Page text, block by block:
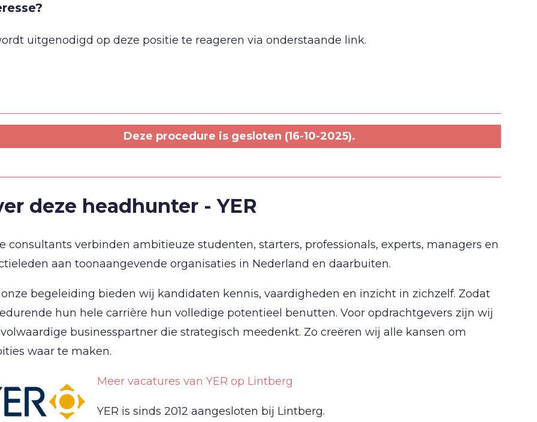
uitgenodigd op deze positie te reageren via onderstaande link.
Deze procedure is gesloten (16-10-2025).
deze headhunter - YER
consultants verbinden ambitieuze studenten, starters, professionals, experts, managers en
aan toonaangevende organisaties in Nederland en daarbuiten.
begeleiding bieden wij kandidaten kennis, vaardigheden en inzicht in zichzelf. Zodat
hun hele carrière hun volledige potentieel benutten. Voor opdrachtgevers zijn wij
businesspartner die strategisch meedenkt. Zo creëren wij alle kansen om
waar te maken.
Meer vacatures van YER op Lintberg
YER is sinds 2012 aangesloten bij Lintberg.